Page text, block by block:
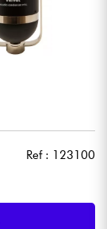
Ref : 123100